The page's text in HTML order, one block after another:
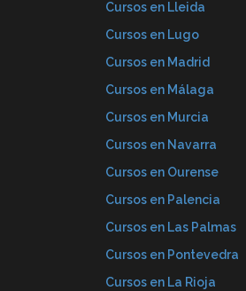
Cursos en Lleida
Cursos en Lugo
Cursos en Madrid
Cursos en Málaga
Cursos en Murcia
Cursos en Navarra
Cursos en Ourense
Cursos en Palencia
Cursos en Las Palmas
Cursos en Pontevedra
Cursos en La Rioja